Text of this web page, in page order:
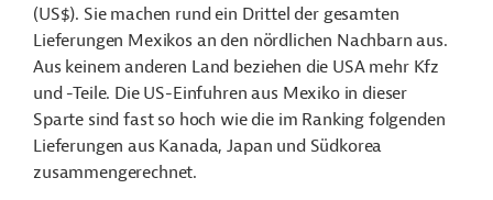
(US$). Sie machen rund ein Drittel der gesamten
Lieferungen Mexikos an den nördlichen Nachbarn aus.
Aus keinem anderen Land beziehen die USA mehr Kfz
und -Teile. Die US-Einfuhren aus Mexiko in dieser
Sparte sind fast so hoch wie die im Ranking folgenden
Lieferungen aus Kanada, Japan und Südkorea
zusammengerechnet.